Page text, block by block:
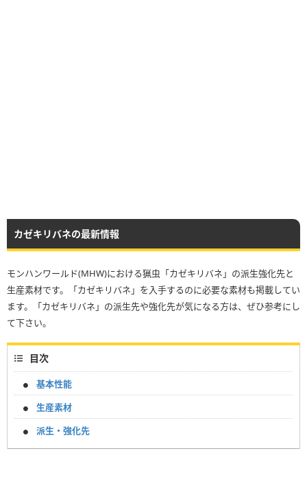
カゼキリバネの最新情報
モンハンワールド(MHW)における猟虫「カゼキリバネ」の派生強化先と
生産素材です。「カゼキリバネ」を入手するのに必要な素材も掲載してい
ます。「カゼキリバネ」の派生先や強化先が気になる方は、ぜひ参考にし
て下さい。
目次
基本性能
生産素材
派生・強化先